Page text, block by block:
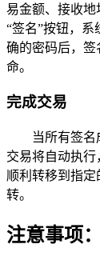
易金额、接收地
“签名”按钮，
确的密码后，
命。
完成交易
当所有签名
交易将自动执
顺利转移到指
转。
注意事项